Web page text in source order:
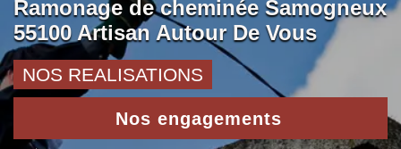
Ramonage de cheminée Samogneux
55100 Artisan Autour De Vous
NOS REALISATIONS
Nos engagements